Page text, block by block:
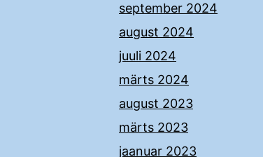
september 2024
august 2024
juuli 2024
märts 2024
august 2023
märts 2023
jaanuar 2023